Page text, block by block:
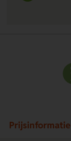
Prijsinformatie